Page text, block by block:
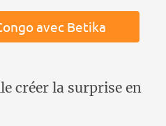
avec Betika
créer la surprise en